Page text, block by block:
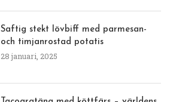
Saftig stekt lövbiff med parmesan-
och timjanrostad potatis
28 januari, 2025